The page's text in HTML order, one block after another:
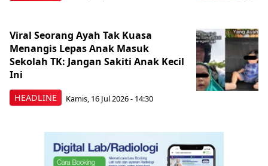
HEADLINE
Viral Seorang Ayah Tak Kuasa
Menangis Lepas Anak Masuk
Sekolah TK: Jangan Sakiti Anak Kecil
Ini
Kamis, 16 Jul 2026 - 14:30